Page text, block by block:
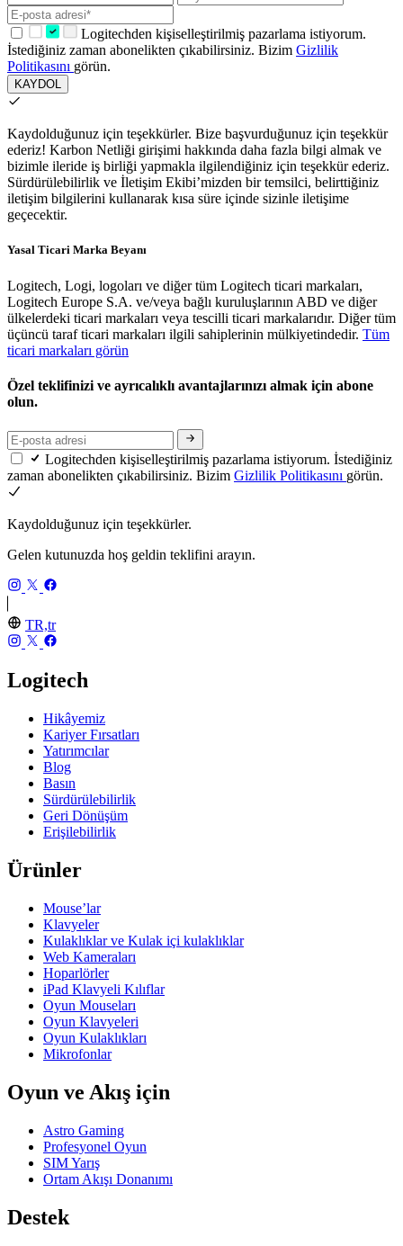
Logitechden kişiselleştirilmiş pazarlama istiyorum.
İstediğiniz zaman abonelikten çıkabilirsiniz. Bizim Gizlilik
Politikasını görün.
KAYDOL
Kaydolduğunuz için teşekkürler. Bize başvurduğunuz için teşekkür
ederiz! Karbon Netliği girişimi hakkında daha fazla bilgi almak ve
bizimle ileride iş birliği yapmakla ilgilendiğiniz için teşekkür ederiz.
Sürdürülebilirlik ve İletişim Ekibi’mizden bir temsilci, belirttiğiniz
iletişim bilgilerini kullanarak kısa süre içinde sizinle iletişime
geçecektir.
Yasal Ticari Marka Beyanı
Logitech, Logi, logoları ve diğer tüm Logitech ticari markaları,
Logitech Europe S.A. ve/veya bağlı kuruluşlarının ABD ve diğer
ülkelerdeki ticari markaları veya tescilli ticari markalarıdır. Diğer tüm
üçüncü taraf ticari markaları ilgili sahiplerinin mülkiyetindedir. Tüm
ticari markaları görün
Özel teklifinizi ve ayrıcalıklı avantajlarınızı almak için abone
olun.
Logitechden kişiselleştirilmiş pazarlama istiyorum. İstediğiniz
zaman abonelikten çıkabilirsiniz. Bizim Gizlilik Politikasını görün.
Kaydolduğunuz için teşekkürler.
Gelen kutunuzda hoş geldin teklifini arayın.
TR,tr
Logitech
Hikâyemiz
Kariyer Fırsatları
Yatırımcılar
Blog
Basın
Sürdürülebilirlik
Geri Dönüşüm
Erişilebilirlik
Ürünler
Mouse’lar
Klavyeler
Kulaklıklar ve Kulak içi kulaklıklar
Web Kameraları
Hoparlörler
iPad Klavyeli Kılıflar
Oyun Mouseları
Oyun Klavyeleri
Oyun Kulaklıkları
Mikrofonlar
Oyun ve Akış için
Astro Gaming
Profesyonel Oyun
SIM Yarış
Ortam Akışı Donanımı
Destek